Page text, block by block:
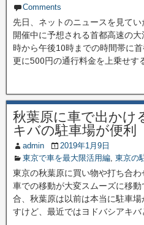
Comments
先日、ネットのニュースを見て
開催中に予想される首都高速の
時から午後10時までの時間帯に
更に500円の通行料金を上乗せす
秋葉原に車で出かけ
キバの駐車場が便利
admin
2019年1月9日
東京で車を最大限活用編, 東京の
東京の秋葉原に買い物や打ち合
車での移動が大変スムーズに移
合、秋葉原は以前は本当に駐車
すけど、最近ではヨドバシアキ